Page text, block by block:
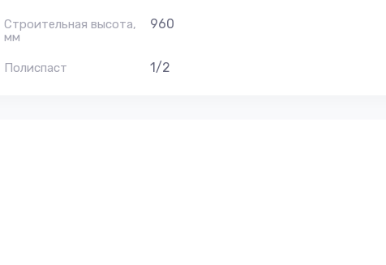
Строительная высота,
мм
960
Полиспаст 1/2